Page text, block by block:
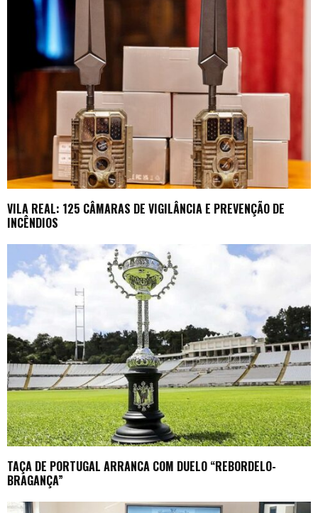
VILA REAL: 125 CÂMARAS DE VIGILÂNCIA E PREVENÇÃO DE
INCÊNDIOS
TAÇA DE PORTUGAL ARRANCA COM DUELO “REBORDELO-
BRAGANÇA”